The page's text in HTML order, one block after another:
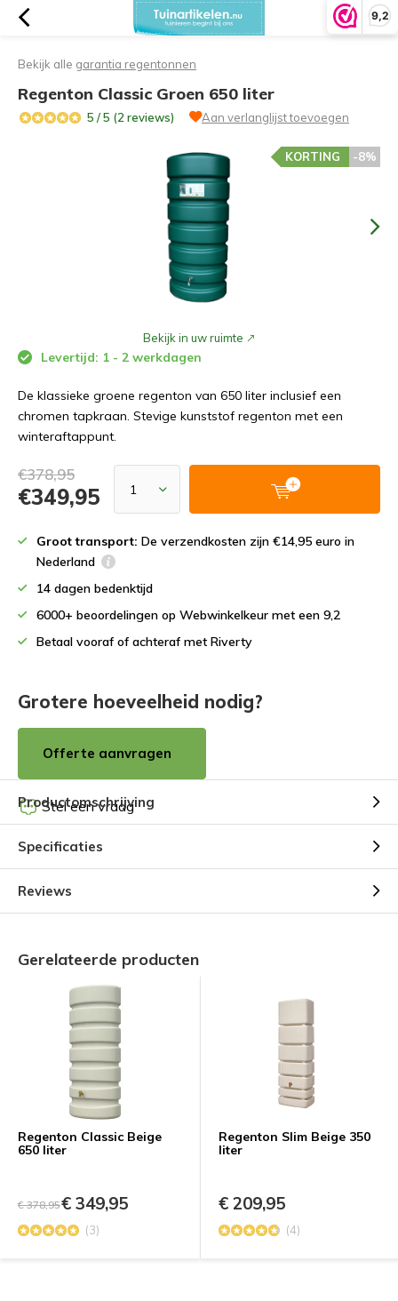
9,2
Bekijk alle garantia regentonnen
Regenton Classic Groen 650 liter
5 / 5 (2 reviews) Aan verlanglijst toevoegen
-8%
KORTING
Bekijk in uw ruimte
Levertijd: 1 - 2 werkdagen
De klassieke groene regenton van 650 liter inclusief een
chromen tapkraan. Stevige kunststof regenton met een
winteraftappunt.
€378,95
€349,95
Groot transport: De verzendkosten zijn €14,95 euro in
Nederland
14 dagen bedenktijd
6000+ beoordelingen op Webwinkelkeur met een 9,2
Betaal vooraf of achteraf met Riverty
Grotere hoeveelheid nodig?
Offerte aanvragen
Stel een vraag
Productomschrijving
Specificaties
Reviews
Gerelateerde producten
Regenton Classic Beige
650 liter
€ 378,95€ 349,95
(3)
Regenton Slim Beige 350
liter
€ 209,95
(4)